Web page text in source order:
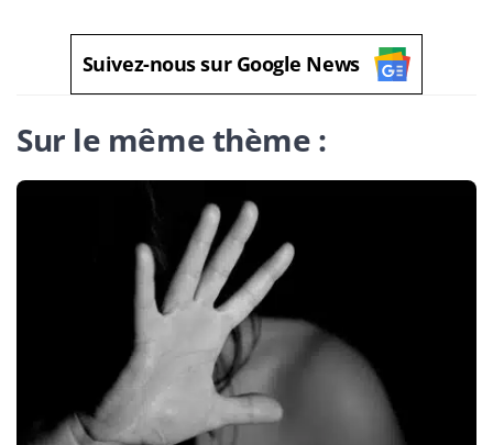
Suivez-nous sur Google News
Sur le même thème :